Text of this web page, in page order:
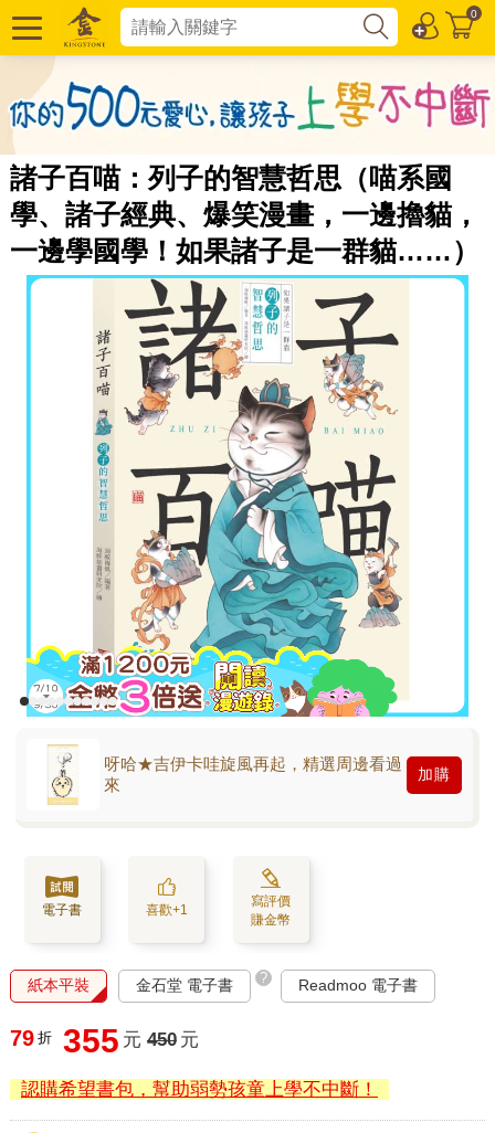
0
諸子百喵：列子的智慧哲思（喵系國
學、諸子經典、爆笑漫畫，一邊擼貓，
一邊學國學！如果諸子是一群貓……）
呀哈★吉伊卡哇旋風再起，精選周邊看過
來
加購
電子書 喜歡+1
寫評價
賺金幣
紙本平裝 金石堂 電子書 ? Readmoo 電子書
79 折 355 元 450 元
認購希望書包，幫助弱勢孩童上學不中斷！